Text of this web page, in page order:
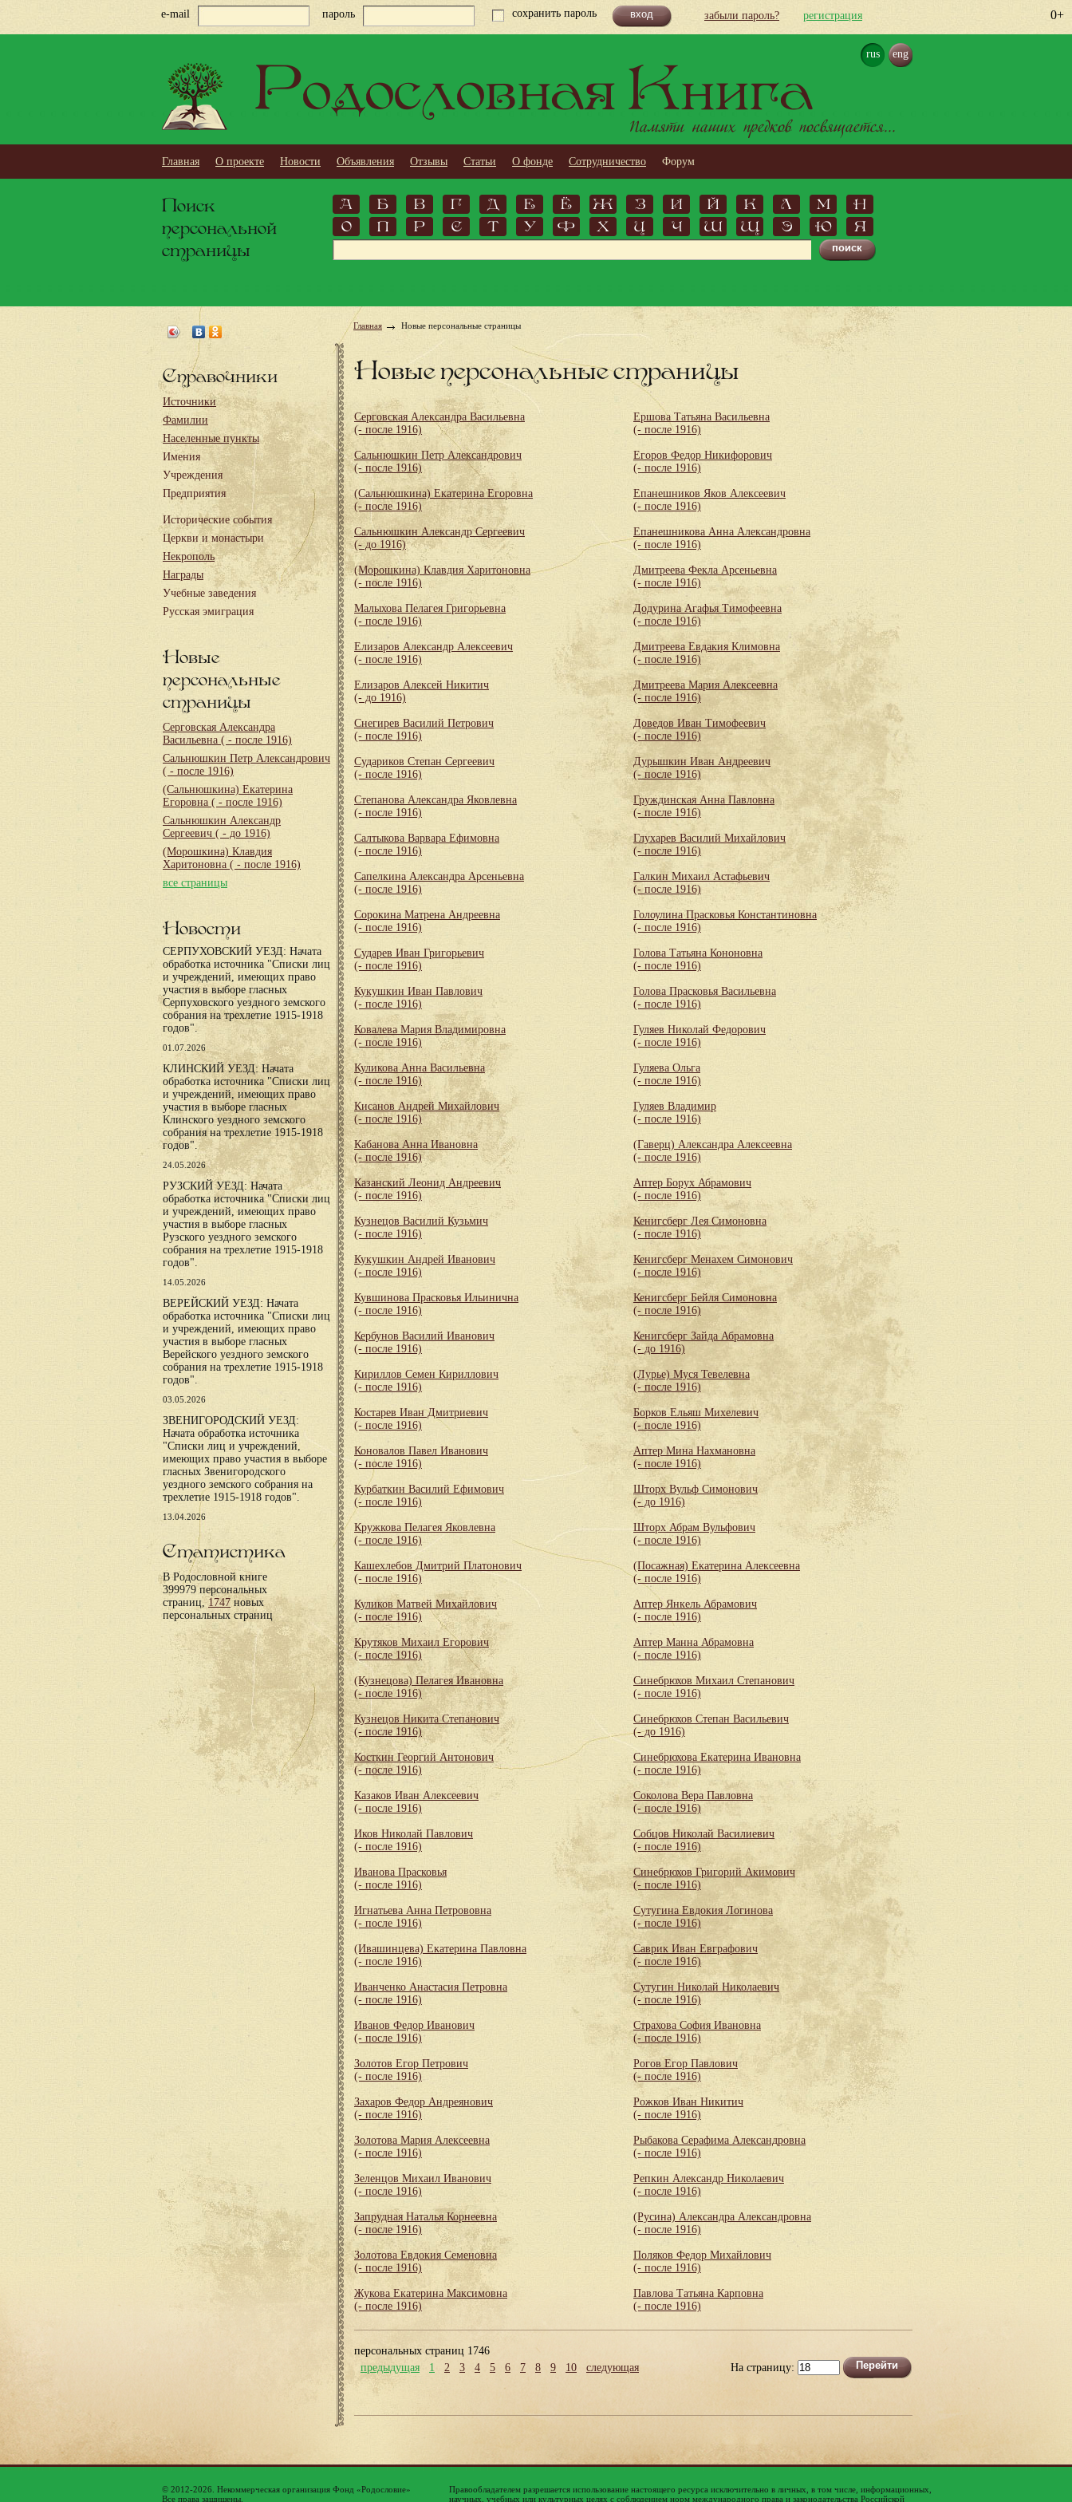
0+
e-mail пароль сохранить пароль забыли пароль? регистрация
rus eng
Родословная Книга
Памяти наших предков посвящается...
Главная О проекте Новости Объявления Отзывы Статьи О фонде Сотрудничество Форум
Поиск
персональной
страницы
А Б В Г Д Е Ё Ж З И Й К Л М
Н
О
П Р С Т У Ф Х Ц Ч Ш Щ Э Ю Я
Справочники
Источники
Фамилии
Населенные пункты
Имения
Учреждения
Предприятия
Исторические события
Церкви и монастыри
Некрополь
Награды
Учебные заведения
Русская эмиграция
Новые
персональные
страницы
Серговская Александра
Васильевна ( - после 1916)
Сальнюшкин Петр Александрович
( - после 1916)
(Сальнюшкина) Екатерина
Егоровна ( - после 1916)
Сальнюшкин Александр
Сергеевич ( - до 1916)
(Морошкина) Клавдия
Харитоновна ( - после 1916)
все страницы
Новости
СЕРПУХОВСКИЙ УЕЗД: Начата
обработка источника "Списки лиц
и учреждений, имеющих право
участия в выборе гласных
Серпуховского уездного земского
собрания на трехлетие 1915-1918
годов".
01.07.2026
КЛИНСКИЙ УЕЗД: Начата
обработка источника "Списки лиц
и учреждений, имеющих право
участия в выборе гласных
Клинского уездного земского
собрания на трехлетие 1915-1918
годов".
24.05.2026
РУЗСКИЙ УЕЗД: Начата
обработка источника "Списки лиц
и учреждений, имеющих право
участия в выборе гласных
Рузского уездного земского
собрания на трехлетие 1915-1918
годов".
14.05.2026
ВЕРЕЙСКИЙ УЕЗД: Начата
обработка источника "Списки лиц
и учреждений, имеющих право
участия в выборе гласных
Верейского уездного земского
собрания на трехлетие 1915-1918
годов".
03.05.2026
ЗВЕНИГОРОДСКИЙ УЕЗД:
Начата обработка источника
"Списки лиц и учреждений,
имеющих право участия в выборе
гласных Звенигородского
уездного земского собрания на
трехлетие 1915-1918 годов".
13.04.2026
Статистика
В Родословной книге
399979 персональных
страниц, 1747 новых
персональных страниц
Главная Новые персональные страницы
Новые персональные страницы
Серговская Александра Васильевна
(- после 1916)
Сальнюшкин Петр Александрович
(- после 1916)
(Сальнюшкина) Екатерина Егоровна
(- после 1916)
Сальнюшкин Александр Сергеевич
(- до 1916)
(Морошкина) Клавдия Харитоновна
(- после 1916)
Малыхова Пелагея Григорьевна
(- после 1916)
Елизаров Александр Алексеевич
(- после 1916)
Елизаров Алексей Никитич
(- до 1916)
Снегирев Василий Петрович
(- после 1916)
Судариков Степан Сергеевич
(- после 1916)
Степанова Александра Яковлевна
(- после 1916)
Салтыкова Варвара Ефимовна
(- после 1916)
Сапелкина Александра Арсеньевна
(- после 1916)
Сорокина Матрена Андреевна
(- после 1916)
Сударев Иван Григорьевич
(- после 1916)
Кукушкин Иван Павлович
(- после 1916)
Ковалева Мария Владимировна
(- после 1916)
Куликова Анна Васильевна
(- после 1916)
Кисанов Андрей Михайлович
(- после 1916)
Кабанова Анна Ивановна
(- после 1916)
Казанский Леонид Андреевич
(- после 1916)
Кузнецов Василий Кузьмич
(- после 1916)
Кукушкин Андрей Иванович
(- после 1916)
Кувшинова Прасковья Ильинична
(- после 1916)
Кербунов Василий Иванович
(- после 1916)
Кириллов Семен Кириллович
(- после 1916)
Костарев Иван Дмитриевич
(- после 1916)
Коновалов Павел Иванович
(- после 1916)
Курбаткин Василий Ефимович
(- после 1916)
Кружкова Пелагея Яковлевна
(- после 1916)
Кашехлебов Дмитрий Платонович
(- после 1916)
Куликов Матвей Михайлович
(- после 1916)
Крутяков Михаил Егорович
(- после 1916)
(Кузнецова) Пелагея Ивановна
(- после 1916)
Кузнецов Никита Степанович
(- после 1916)
Косткин Георгий Антонович
(- после 1916)
Казаков Иван Алексеевич
(- после 1916)
Иков Николай Павлович
(- после 1916)
Иванова Прасковья
(- после 1916)
Игнатьева Анна Петрововна
(- после 1916)
(Ивашинцева) Екатерина Павловна
(- после 1916)
Иванченко Анастасия Петровна
(- после 1916)
Иванов Федор Иванович
(- после 1916)
Золотов Егор Петрович
(- после 1916)
Захаров Федор Андреянович
(- после 1916)
Золотова Мария Алексеевна
(- после 1916)
Зеленцов Михаил Иванович
(- после 1916)
Запрудная Наталья Корнеевна
(- после 1916)
Золотова Евдокия Семеновна
(- после 1916)
Жукова Екатерина Максимовна
(- после 1916)
Ершова Татьяна Васильевна
(- после 1916)
Егоров Федор Никифорович
(- после 1916)
Епанешников Яков Алексеевич
(- после 1916)
Епанешникова Анна Александровна
(- после 1916)
Дмитреева Фекла Арсеньевна
(- после 1916)
Додурина Агафья Тимофеевна
(- после 1916)
Дмитреева Евдакия Климовна
(- после 1916)
Дмитреева Мария Алексеевна
(- после 1916)
Доведов Иван Тимофеевич
(- после 1916)
Дурышкин Иван Андреевич
(- после 1916)
Груждинская Анна Павловна
(- после 1916)
Глухарев Василий Михайлович
(- после 1916)
Галкин Михаил Астафьевич
(- после 1916)
Голоулина Прасковья Константиновна
(- после 1916)
Голова Татьяна Кононовна
(- после 1916)
Голова Прасковья Васильевна
(- после 1916)
Гуляев Николай Федорович
(- после 1916)
Гуляева Ольга
(- после 1916)
Гуляев Владимир
(- после 1916)
(Гаверц) Александра Алексеевна
(- после 1916)
Аптер Борух Абрамович
(- после 1916)
Кенигсберг Лея Симоновна
(- после 1916)
Кенигсберг Менахем Симонович
(- после 1916)
Кенигсберг Бейля Симоновна
(- после 1916)
Кенигсберг Зайда Абрамовна
(- до 1916)
(Лурье) Муся Тевелевна
(- после 1916)
Борков Ельяш Михелевич
(- после 1916)
Аптер Мина Нахмановна
(- после 1916)
Шторх Вульф Симонович
(- до 1916)
Шторх Абрам Вульфович
(- после 1916)
(Посажная) Екатерина Алексеевна
(- после 1916)
Аптер Янкель Абрамович
(- после 1916)
Аптер Манна Абрамовна
(- после 1916)
Синебрюхов Михаил Степанович
(- после 1916)
Синебрюхов Степан Васильевич
(- до 1916)
Синебрюхова Екатерина Ивановна
(- после 1916)
Соколова Вера Павловна
(- после 1916)
Собцов Николай Василиевич
(- после 1916)
Синебрюхов Григорий Акимович
(- после 1916)
Сутугина Евдокия Логинова
(- после 1916)
Саврик Иван Евграфович
(- после 1916)
Сутугин Николай Николаевич
(- после 1916)
Страхова София Ивановна
(- после 1916)
Рогов Егор Павлович
(- после 1916)
Рожков Иван Никитич
(- после 1916)
Рыбакова Серафима Александровна
(- после 1916)
Репкин Александр Николаевич
(- после 1916)
(Русина) Александра Александровна
(- после 1916)
Поляков Федор Михайлович
(- после 1916)
Павлова Татьяна Карповна
(- после 1916)
персональных страниц 1746
предыдущая
1 2 3 4 5 6 7 8 9 10 следующая На страницу:
© 2012-2026. Некоммерческая организация Фонд «Родословие»
Все права защищены.
Правообладателем разрешается использование настоящего ресурса исключительно в личных, в том числе, информационных,
научных, учебных или культурных целях с соблюдением норм международного права и законодательства Российской